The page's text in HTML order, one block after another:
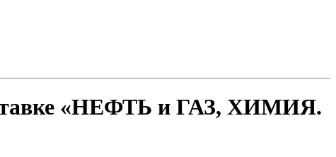
«НЕФТЬ и ГАЗ, ХИМИЯ.